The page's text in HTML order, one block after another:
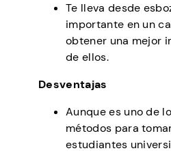
Te lleva desde
importante en un
obtener una mejor
de ellos.
Desventajas
Aunque es uno de
métodos para
estudiantes